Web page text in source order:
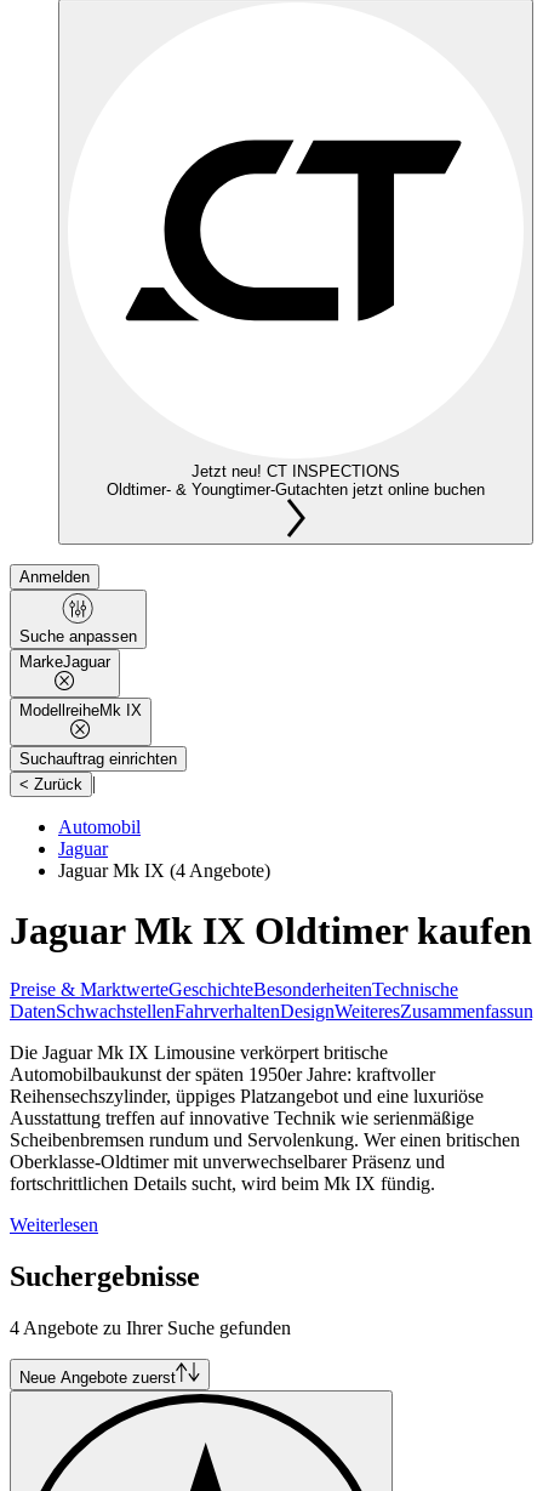
Jetzt neu! CT INSPECTIONS
Oldtimer- & Youngtimer-Gutachten jetzt online buchen
Anmelden
Suche anpassen
MarkeJaguar
ModellreiheMk IX
Suchauftrag einrichten
< Zurück |
Automobil
Jaguar
Jaguar Mk IX (4 Angebote)
Jaguar Mk IX Oldtimer kaufen
Preise & MarktwerteGeschichteBesonderheitenTechnische
DatenSchwachstellenFahrverhaltenDesignWeiteresZusammenfassung
Die Jaguar Mk IX Limousine verkörpert britische
Automobilbaukunst der späten 1950er Jahre: kraftvoller
Reihensechszylinder, üppiges Platzangebot und eine luxuriöse
Ausstattung treffen auf innovative Technik wie serienmäßige
Scheibenbremsen rundum und Servolenkung. Wer einen britischen
Oberklasse-Oldtimer mit unverwechselbarer Präsenz und
fortschrittlichen Details sucht, wird beim Mk IX fündig.
Weiterlesen
Suchergebnisse
4 Angebote zu Ihrer Suche gefunden
Neue Angebote zuerst